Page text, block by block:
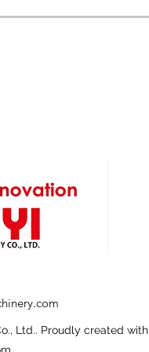
Ltd.. Proudly created with